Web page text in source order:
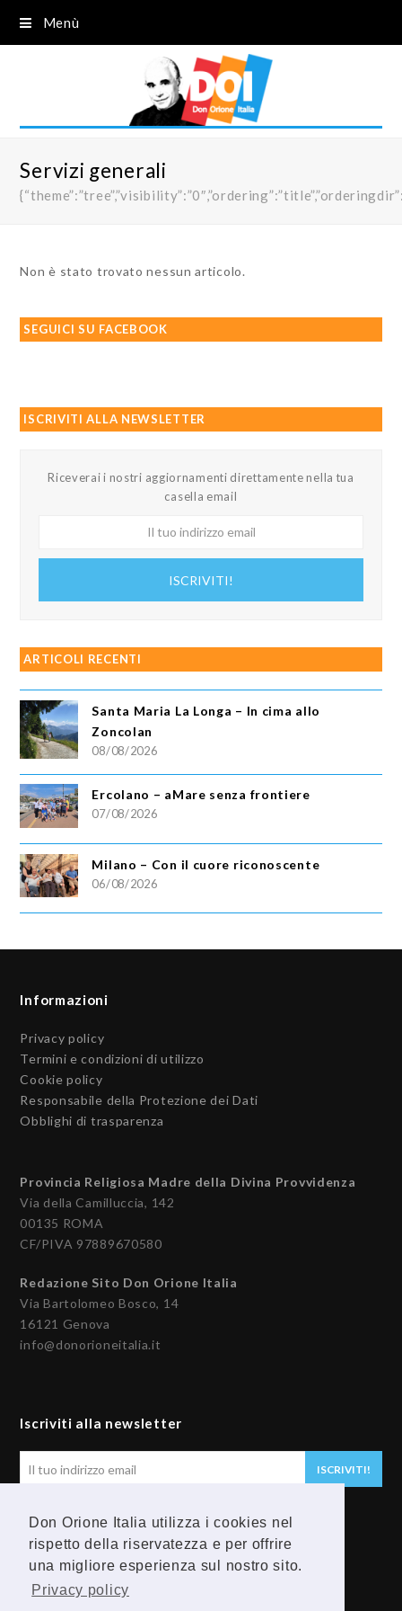
Don Orione Italia utilizza i cookies nel
rispetto della riservatezza e per offrire
una migliore esperienza sul nostro sito.
Privacy policy
Menù
Servizi generali
Non è stato trovato nessun articolo.
SEGUICI SU FACEBOOK
ISCRIVITI ALLA NEWSLETTER
Riceverai i nostri aggiornamenti direttamente nella tua
casella email
ISCRIVITI!
ARTICOLI RECENTI
Santa Maria La Longa – In cima allo
Zoncolan
08/08/2026
Ercolano – aMare senza frontiere
07/08/2026
Milano – Con il cuore riconoscente
06/08/2026
Informazioni
Privacy policy
Termini e condizioni di utilizzo
Cookie policy
Responsabile della Protezione dei Dati
Obblighi di trasparenza
Provincia Religiosa Madre della Divina Provvidenza
Via della Camilluccia, 142
00135 ROMA
CF/PIVA 97889670580
Redazione Sito Don Orione Italia
Via Bartolomeo Bosco, 14
16121 Genova
info@donorioneitalia.it
Iscriviti alla newsletter
email
ISCRIVITI!
Seguici
F